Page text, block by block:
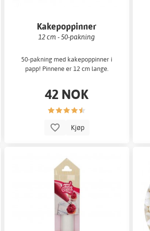
Kakepoppinner
12 cm - 50-pakning
50-pakning med kakepoppinner i
papp! Pinnene er 12 cm lange.
42 NOK
Kjøp